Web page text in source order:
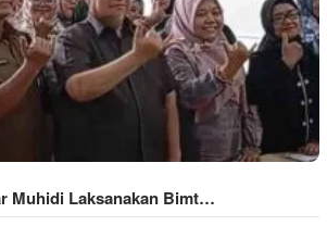
Muhidi Laksanakan Bimt…